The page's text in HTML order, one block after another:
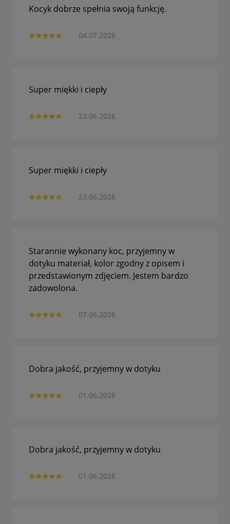
04.07.2026
Kocyk dobrze spełnia swoją funkcję.
23.06.2026
Super miękki i ciepły
23.06.2026
Super miękki i ciepły
07.06.2026
Starannie wykonany koc, przyjemny w
dotyku materiał, kolor zgodny z opisem i
przedstawionym zdjęciem. Jestem bardzo
zadowolona.
01.06.2026
Dobra jakość, przyjemny w dotyku
01.06.2026
Dobra jakość, przyjemny w dotyku